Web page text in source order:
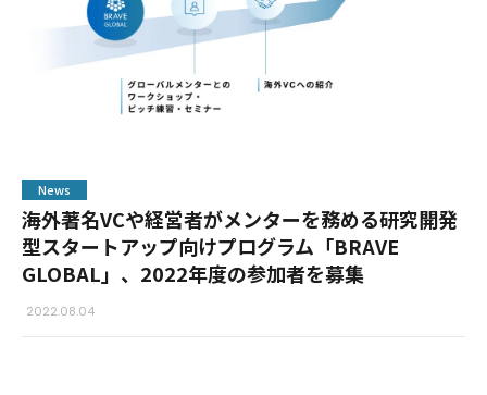
News
海外著名VCや経営者がメンターを務める研究開発
型スタートアップ向けプログラム「BRAVE
GLOBAL」、2022年度の参加者を募集
2022.08.04